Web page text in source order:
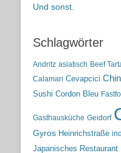
Und sonst.
Schlagwörter
Andritz asiatisch Beef
Calamari Cevapcici
Sushi Cordon Bleu
Gasthausküche Geidorf
Gyros Heinrichstraße
Japanisches Restaurant